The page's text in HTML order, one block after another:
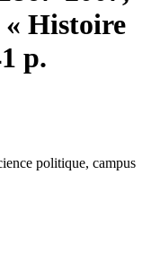
Histoire
p.
politique, campus